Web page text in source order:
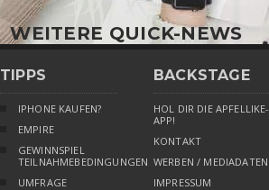
WEITERE QUICK-NEWS
TIPPS
IPHONE KAUFEN?
EMPIRE
GEWINNSPIEL
TEILNAHMEBEDINGUNGEN
UMFRAGE
BACKSTAGE
HOL DIR DIE APFELLIKE-
APP!
KONTAKT
WERBEN / MEDIADATEN
IMPRESSUM